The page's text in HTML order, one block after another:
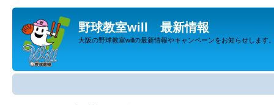
野球教室will 最新情報
大阪の野球教室willの最新情報やキャンペーンをお知らせします